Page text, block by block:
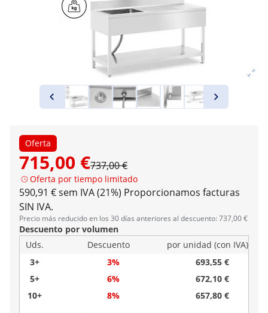
Oferta
715,00 €737,00 €
Oferta por tiempo limitado
590,91 € sem IVA (21%) Proporcionamos facturas
SIN IVA.
Precio más reducido en los 30 días anteriores al descuento: 737,00 €
Descuento por volumen
Uds.
Descuento
por unidad (con IVA)
3+
3%
693,55 €
5+
6%
672,10 €
10+
8% 657,80 €